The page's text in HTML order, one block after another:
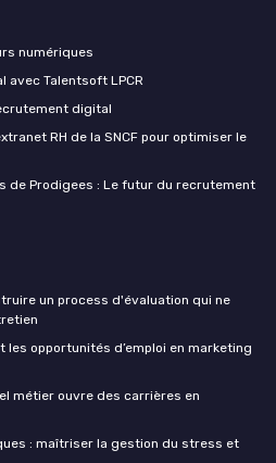
numériques
Talentsoft LPCR
digital
RH de la SNCF pour optimiser le
de Prodigees : Le futur du recrutement
un process d'évaluation qui ne
les opportunités d’emploi en marketing
métier ouvre des carrières en
: maîtriser la gestion du stress et